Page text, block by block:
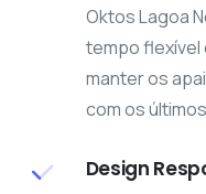
Oktos Lagoa
tempo flexível
manter os
com os
Design